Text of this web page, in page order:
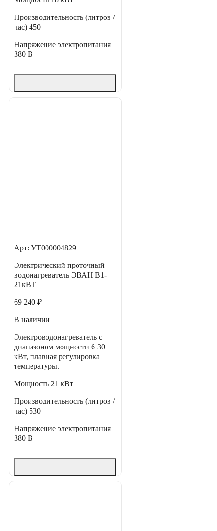
Производительность (литров /
час) 450
Напряжение электропитания
380 В
Арт: УТ000004829
Электрический проточный
водонагреватель ЭВАН В1-
21кВТ
69 240 ₽
В наличии
Электроводонагреватель с
диапазоном мощности 6-30
кВт, плавная регулировка
температуры.
Мощность 21 кВт
Производительность (литров /
час) 530
Напряжение электропитания
380 В